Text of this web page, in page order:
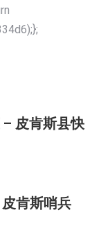
皮肯斯县快
肯斯哨兵